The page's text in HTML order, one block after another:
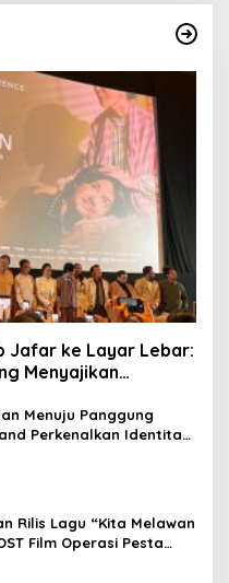
Jafar ke Layar Lebar:
Menyajikan
Menuju Panggung
Perkenalkan Identitas
Rilis Lagu “Kita Melawan
Film Operasi Pesta